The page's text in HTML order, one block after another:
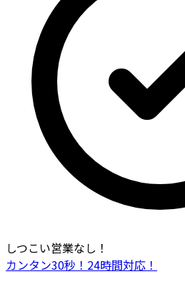
しつこい営業なし！
カンタン30秒！24時間対応！